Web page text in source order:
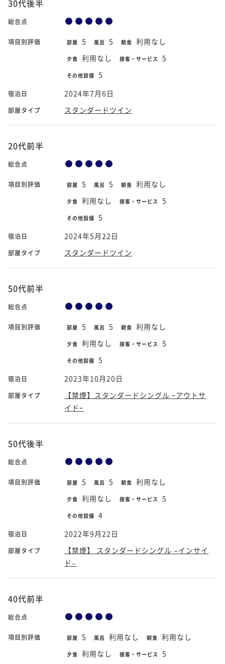
30代後半
総合点
項目別評価 部屋 5 風呂 5 朝食 利用なし
夕食 利用なし 接客・サービス 5
その他設備 5
宿泊日 2024年7月6日
部屋タイプ スタンダードツイン
20代前半
総合点
項目別評価 部屋 5 風呂 5 朝食 利用なし
夕食 利用なし 接客・サービス 5
その他設備 5
宿泊日 2024年5月22日
部屋タイプ スタンダードツイン
50代前半
総合点
項目別評価 部屋 5 風呂 5 朝食 利用なし
夕食 利用なし 接客・サービス 5
その他設備 5
宿泊日 2023年10月20日
部屋タイプ
【禁煙】スタンダードシングル ｰアウトサ
イドｰ
50代後半
総合点
項目別評価 部屋 5 風呂 5 朝食 利用なし
夕食 利用なし 接客・サービス 5
その他設備 4
宿泊日 2022年9月22日
部屋タイプ
【禁煙】 スタンダードシングル −インサイ
ド−
40代前半
総合点
項目別評価 部屋 5 風呂 利用なし 朝食 利用なし
夕食 利用なし 接客・サービス 5